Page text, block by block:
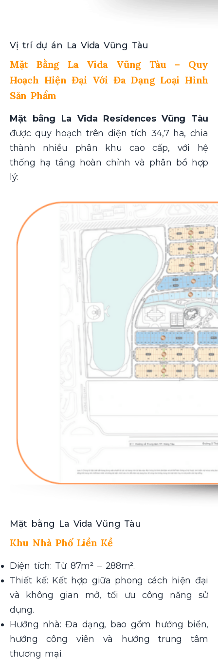
Vị trí dự án La Vida Vũng Tàu
Mặt Bằng La Vida Vũng Tàu – Quy
Hoạch Hiện Đại Với Đa Dạng Loại Hình
Sản Phẩm
Mặt bằng
La Vida Residences Vũng Tàu
được quy hoạch trên diện tích 34,7 ha, chia
thành nhiều phân khu cao cấp, với hệ
thống hạ tầng hoàn chỉnh và phân bổ hợp
lý:
Mặt bằng La Vida Vũng Tàu
Khu Nhà Phố Liền Kề
Diện tích: Từ 87m² – 288m².
Thiết kế: Kết hợp giữa phong cách hiện đại
và không gian mở, tối ưu công năng sử
dụng.
Hướng nhà: Đa dạng, bao gồm hướng biển,
hướng công viên và hướng trung tâm
thương mại.